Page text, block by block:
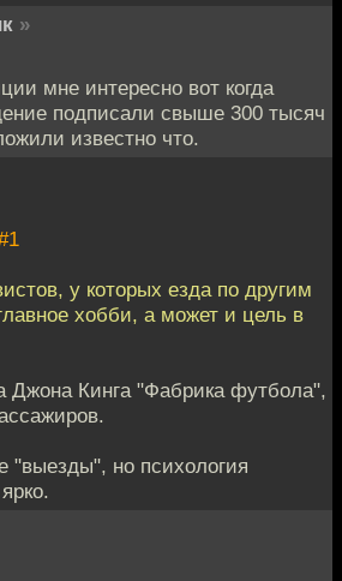
»
мне интересно вот когда
подписали свыше 300 тысяч
известно что.
у которых езда по другим
хобби, а может и цель в
Джона Кинга "Фабрика футбола",
"выезды", но психология